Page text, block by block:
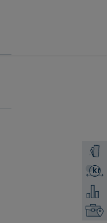
Få en
kr
Få et
Legg
Finn